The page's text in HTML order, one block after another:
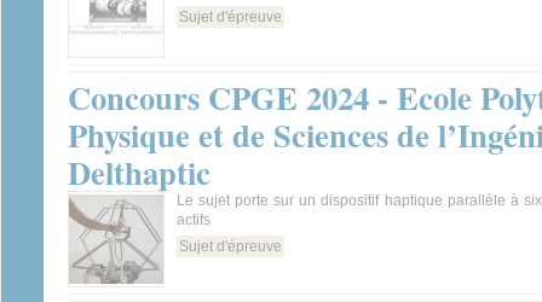
Sujet d'épreuve
Concours CPGE 2024 - Ecole
Physique et de Sciences de
Delthaptic
Le sujet porte sur un dispositif haptique parallèle à
actifs
Sujet d'épreuve